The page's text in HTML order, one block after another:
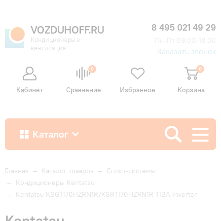
VOZDUHOFF.RU
Кондиционеры и
вентиляция
8 495 021 49 29
Заказать звонок
Кабинет
0
Сравнение Избранное
0
Корзина
Каталог
Как купить
Доставка и оплата
Главная — Каталог товаров — Сплит-системы
— Кондиционеры Kentatsu
— Kentatsu KSGTI70HZRN1R/KSRTI70HZRN1R TIBA Inverter